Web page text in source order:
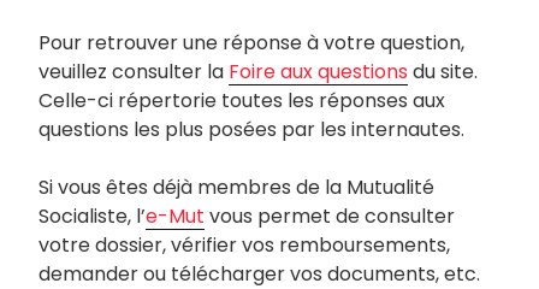
Pour retrouver une réponse à votre question,
veuillez consulter la Foire aux questions du site.
Celle-ci répertorie toutes les réponses aux
questions les plus posées par les internautes.
Si vous êtes déjà membres de la Mutualité
Socialiste, l’e-Mut vous permet de consulter
votre dossier, vérifier vos remboursements,
demander ou télécharger vos documents, etc.